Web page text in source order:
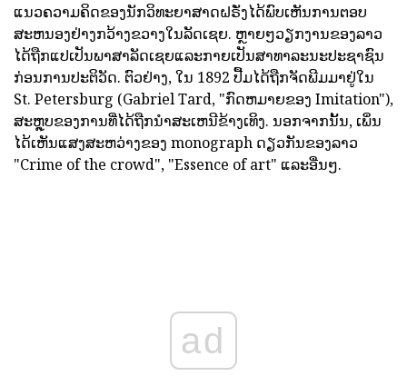
ແນວຄວາມຄິດຂອງນັກວິທະຍາສາດຝຣັ່ງໄດ້ພົບເຫັນການຕອບ
ສະຫນອງຢ່າງກວ້າງຂວາງໃນລັດເຊຍ. ຫຼາຍໆວຽກງານຂອງລາວ
ໄດ້ຖືກແປເປັນພາສາລັດເຊຍແລະກາຍເປັນສາທາລະນະປະຊາຊົນ
ກ່ອນການປະຕິວັດ. ຕົວຢ່າງ, ໃນ 1892 ປື້ມໄດ້ຖືກຈັດພີມມາຢູ່ໃນ
St. Petersburg (Gabriel Tard, "ກົດຫມາຍຂອງ Imitation"),
ສະຫຼຸບຂອງການທີ່ໄດ້ຖືກນໍາສະເຫນີຂ້າງເທິງ. ນອກຈາກນັ້ນ, ເພິ່ນ
ໄດ້ເຫັນແສງສະຫວ່າງຂອງ monograph ດຽວກັນຂອງລາວ
"Crime of the crowd", "Essence of art" ແລະອື່ນໆ.
ad